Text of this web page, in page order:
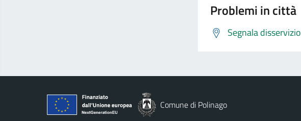
Problemi in città
Segnala disservizio
Comune di Polinago